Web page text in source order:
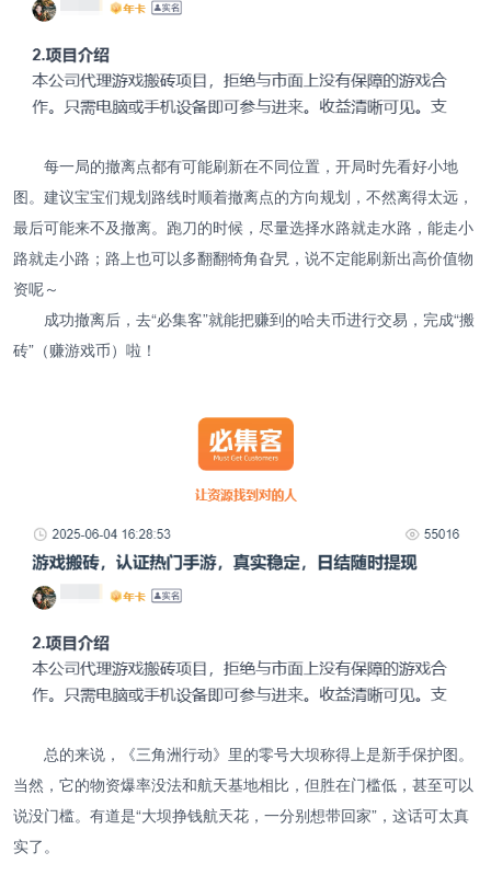
每一局的撤离点都有可能刷新在不同位置，开局时先看好小地
图。建议宝宝们规划路线时顺着撤离点的方向规划，不然离得太远，
最后可能来不及撤离。跑刀的时候，尽量选择水路就走水路，能走小
路就走小路；路上也可以多翻翻犄角旮旯，说不定能刷新出高价值物
资呢～
成功撤离后，去“必集客”就能把赚到的哈夫币进行交易，完成“搬
砖”（赚游戏币）啦！
总的来说，《三角洲行动》里的零号大坝称得上是新手保护图。
当然，它的物资爆率没法和航天基地相比，但胜在门槛低，甚至可以
说没门槛。有道是“大坝挣钱航天花，一分别想带回家”，这话可太真
实了。